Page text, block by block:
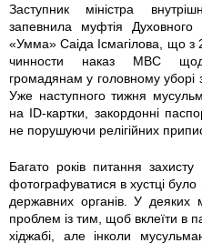
9
7
.
p
g
Заступник міністра
запевнила муфтія Духовного
«Умма» Саіда Ісмагілова, що з
чинности наказ МВС
громадянам у головному уборі
Уже наступного тижня
на ID-картки, закордонні
не порушуючи релігійних
Багато років питання
фотографуватися в хустці
державних органів. У деяких
проблем із тим, щоб вклеїти в
хіджабі, але інколи